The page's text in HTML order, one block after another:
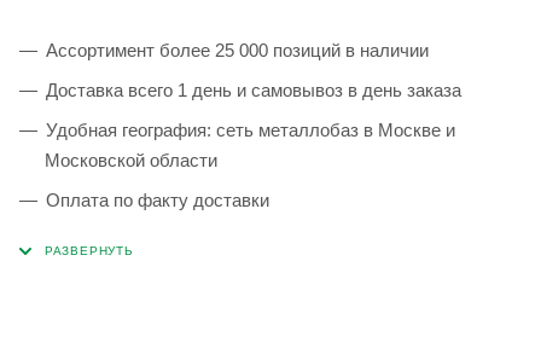
Ассортимент более 25 000 позиций в наличии
Доставка всего 1 день и самовывоз в день заказа
Удобная география: сеть металлобаз в Москве и
Московской области
Оплата по факту доставки